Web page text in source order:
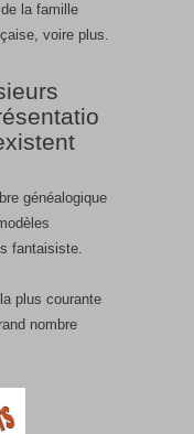
la famille
voire plus.
généalogique
fantaisiste.
plus courante
nombre